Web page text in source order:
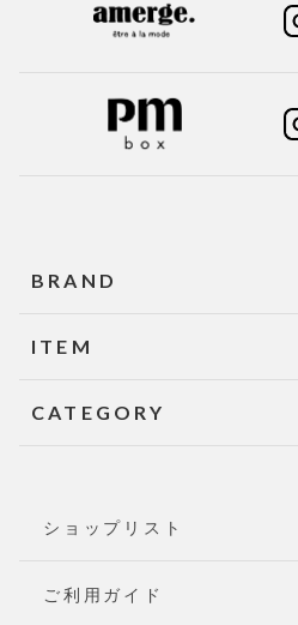
BRAND
ITEM
CATEGORY
ショップリスト
ご利用ガイド